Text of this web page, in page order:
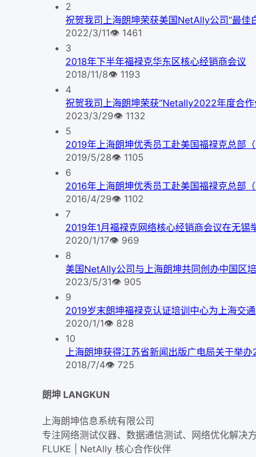
2
祝贺我司上海朗坤荣获美国NetAlly公司“最佳
2022/3/11👁 1461
3
2018年下半年福禄克华东区核心经销商会议
2018/11/8👁 1193
4
祝贺我司上海朗坤荣获“Netally2022年度合作
2023/3/29👁 1132
5
2019年上海朗坤优秀员工赴美国福禄克总部
2019/5/28👁 1105
6
2016年上海朗坤优秀员工赴美国福禄克总部
2016/4/29👁 1102
7
2019年1月福禄克网络核心经销商会议在无锡
2020/1/17👁 969
8
美国NetAlly公司与上海朗坤共同创办中国区
2023/5/31👁 905
9
2019岁末朗坤福禄克认证培训中心为上海交
2020/1/1👁 828
10
上海朗坤获得江苏省新闻出版广电局关于举
2018/7/4👁 725
朗坤 LANGKUN
上海朗坤信息系统有限公司
专注网络测试仪器、数据通信测试、网络优化解决
FLUKE | NetAlly 核心合作伙伴